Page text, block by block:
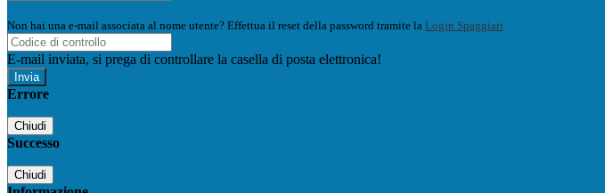
Non hai una e-mail associata al nome utente? Effettua il reset della password tramite la Login Spaggiari
E-mail inviata, si prega di controllare la casella di posta elettronica!
Errore
Chiudi
Successo
Chiudi